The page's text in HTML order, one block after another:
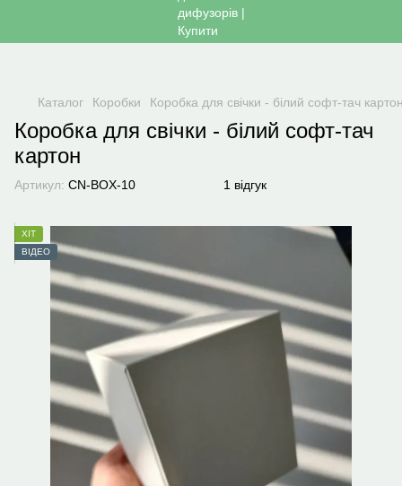
Каталог Коробки Коробка для свічки - білий софт-тач
Коробка для свічки - білий софт-тач
картон
Артикул: СN-BOX-10 1 відгук
ХІТ
ВІДЕО